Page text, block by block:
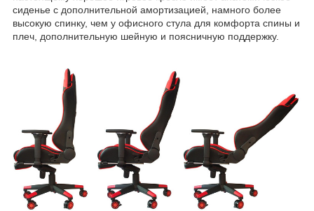
сиденье с дополнительной амортизацией, намного более
высокую спинку, чем у офисного стула для комфорта спины и
плеч, дополнительную шейную и поясничную поддержку.